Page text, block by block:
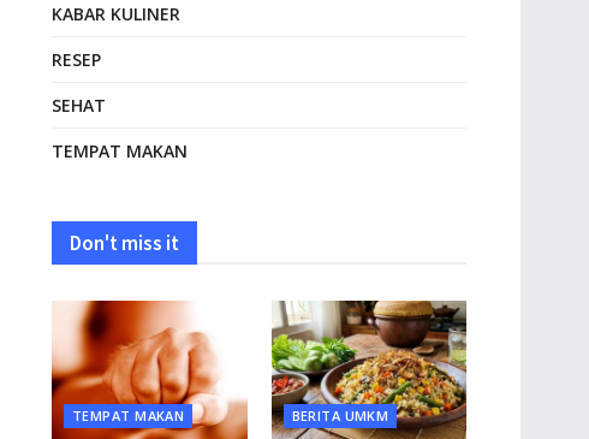
KABAR KULINER
RESEP
SEHAT
TEMPAT MAKAN
Don't miss it
TEMPAT MAKAN BERITA UMKM